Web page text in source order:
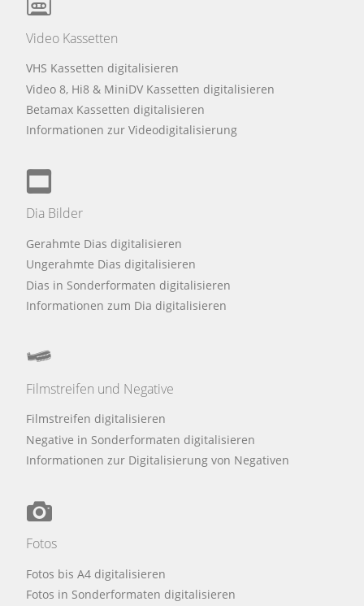
Video Kassetten
VHS Kassetten digitalisieren
Video 8, Hi8 & MiniDV Kassetten digitalisieren
Betamax Kassetten digitalisieren
Informationen zur Videodigitalisierung
Dia Bilder
Gerahmte Dias digitalisieren
Ungerahmte Dias digitalisieren
Dias in Sonderformaten digitalisieren
Informationen zum Dia digitalisieren
Filmstreifen und Negative
Filmstreifen digitalisieren
Negative in Sonderformaten digitalisieren
Informationen zur Digitalisierung von Negativen
Fotos
Fotos bis A4 digitalisieren
Fotos in Sonderformaten digitalisieren